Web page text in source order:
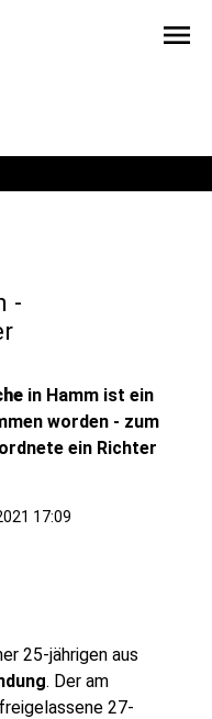
menu
-
in Hamm ist ein
worden - zum
ein Richter
17:09
25-jährigen aus
. Der am
27-